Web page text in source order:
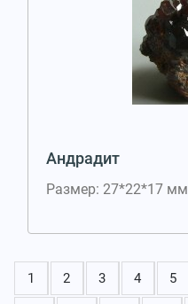
Андрадит
Размер: 27*22*17 мм
1 2 3 4 5